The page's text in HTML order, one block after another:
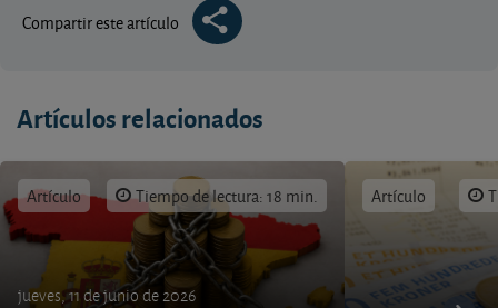
Compartir este artículo
Artículos relacionados
Artículo Tiempo de lectura: 18 min.
jueves, 11 de junio de 2026
Artículo